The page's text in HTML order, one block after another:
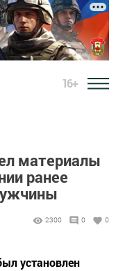
16+
материалы
ранее
2300 0 0
установлен